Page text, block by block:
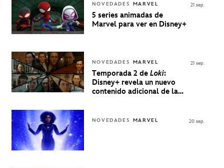
NOVEDADES MARVEL
5 series animadas de
Marvel para ver en Disney+
21 sep.
NOVEDADES MARVEL
Temporada 2 de Loki:
Disney+ revela un nuevo
contenido adicional de la
21 sep.
NOVEDADES MARVEL 20 sep.